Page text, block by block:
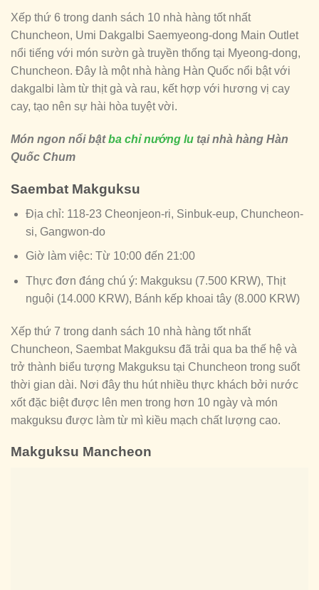
Xếp thứ 6 trong danh sách 10 nhà hàng tốt nhất
Chuncheon, Umi Dakgalbi Saemyeong-dong Main Outlet
nổi tiếng với món sườn gà truyền thống tại Myeong-dong,
Chuncheon. Đây là một nhà hàng Hàn Quốc nổi bật với
dakgalbi làm từ thịt gà và rau, kết hợp với hương vị cay
cay, tạo nên sự hài hòa tuyệt vời.
Món ngon nổi bậtba chỉ nướng lu tại nhà hàng Hàn
Quốc Chum
Saembat Makguksu
Địa chỉ: 118-23 Cheonjeon-ri, Sinbuk-eup, Chuncheon-
si, Gangwon-do
Giờ làm việc: Từ 10:00 đến 21:00
Thực đơn đáng chú ý: Makguksu (7.500 KRW), Thịt
nguội (14.000 KRW), Bánh kếp khoai tây (8.000 KRW)
Xếp thứ 7 trong danh sách 10 nhà hàng tốt nhất
Chuncheon, Saembat Makguksu đã trải qua ba thế hệ và
trở thành biểu tượng Makguksu tại Chuncheon trong suốt
thời gian dài. Nơi đây thu hút nhiều thực khách bởi nước
xốt đặc biệt được lên men trong hơn 10 ngày và món
makguksu được làm từ mì kiều mạch chất lượng cao.
Makguksu Mancheon